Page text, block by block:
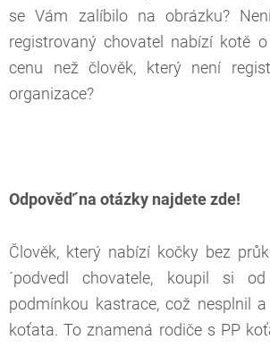
se Vám zalíbilo na obrázku?
registrovaný chovatel nabízí kotě
cenu než člověk, který není
organizace?
Odpověď´na otázky najdete zde!
Člověk, který nabízí kočky bez
´podvedl chovatele, koupil si
podmínkou kastrace, což nesplnil a
koťata. To znamená rodiče s PP